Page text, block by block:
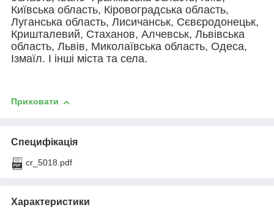
Київська область, Кіровоградська область,
Луганська область, Лисичанськ, Сєвєродонецьк,
Кришталевий, Стаханов, Алчевськ, Львівська
область, Львів, Миколаївська область, Одеса,
Ізмаїл. І інші міста та села.
Приховати
Специфікація
cr_5018.pdf
Характеристики